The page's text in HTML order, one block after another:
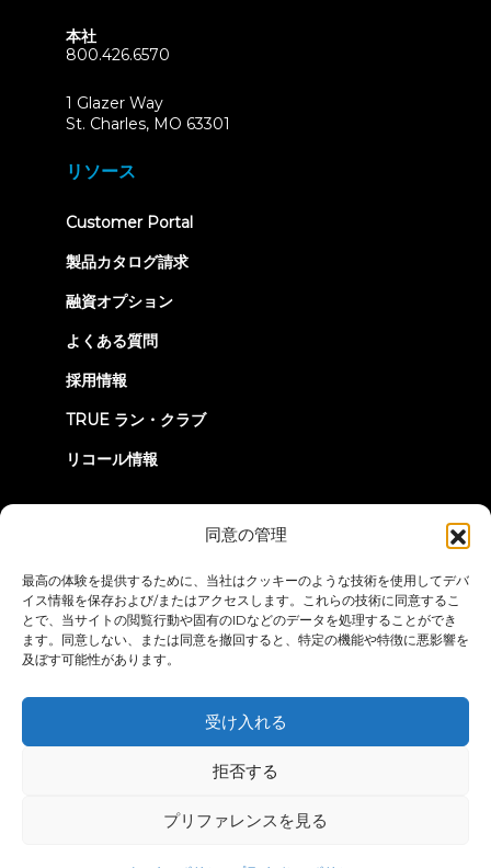
同意の管理
最高の体験を提供するために、当社はクッキーのような技術を使用してデバ
イス情報を保存および/またはアクセスします。これらの技術に同意するこ
とで、当サイトの閲覧行動や固有のIDなどのデータを処理することができ
ます。同意しない、または同意を撤回すると、特定の機能や特徴に悪影響を
及ぼす可能性があります。
受け入れる
拒否する
プリファレンスを見る
本社
800.426.6570
1 Glazer Way
St. Charles, MO 63301
リソース
Customer Portal(opens
製品カタログ請求
融資オプション
よくある質問
採用情報
TRUE ラン・クラブ
リコール情報
© 2026 True Fitness. All Rights Reserved
プライバシーポリシー
アクセシビリティ・ステートメ
ント